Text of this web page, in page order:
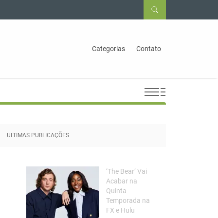
Categorias Contato
ULTIMAS PUBLICAÇÕES
‘The Bear’ Vai
Acabar na
Quinta
Temporada na
FX e Hulu